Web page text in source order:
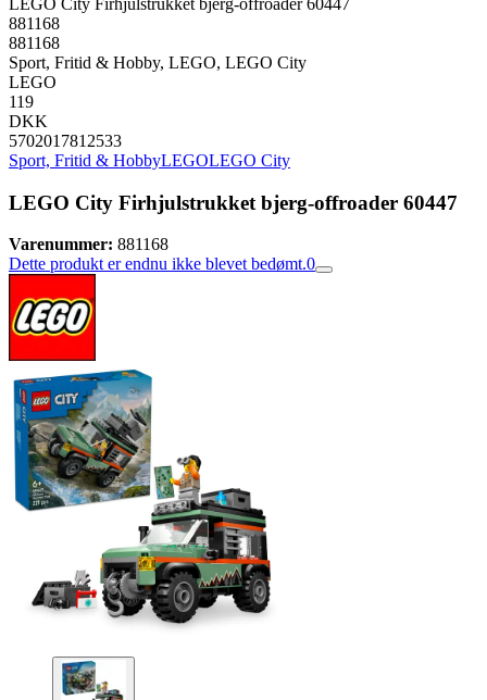
LEGO City Firhjulstrukket bjerg-offroader 60447
881168
881168
Sport, Fritid & Hobby, LEGO, LEGO City
LEGO
119
DKK
5702017812533
Sport, Fritid & HobbyLEGOLEGO City
LEGO City Firhjulstrukket bjerg-offroader 60447
Varenummer: 881168
Dette produkt er endnu ikke blevet bedømt.0